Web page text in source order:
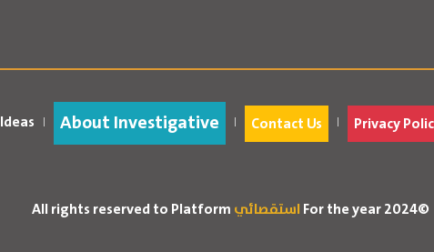
Ideas About Investigative Contact Us Privacy
All rights reserved to PlatformاستقصائيFor the year 2024©